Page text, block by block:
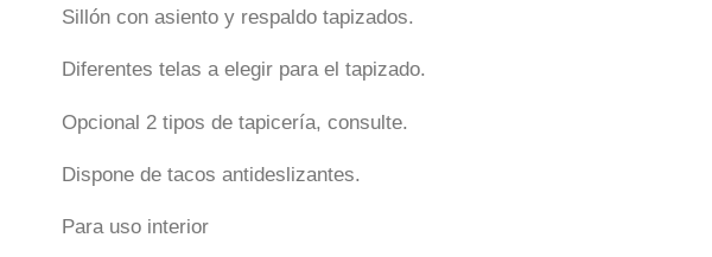
Sillón con asiento y respaldo tapizados.
Diferentes telas a elegir para el tapizado.
Opcional 2 tipos de tapicería, consulte.
Dispone de tacos antideslizantes.
Para uso interior